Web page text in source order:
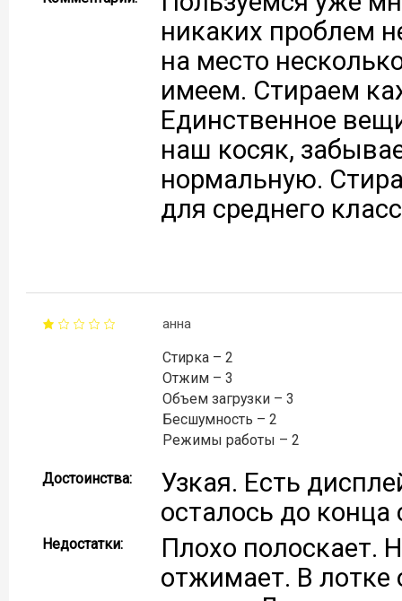
никаких проблем
на место
имеем. Стираем
Единственное
наш косяк,
нормальную.
для среднего
анна
Стирка – 2
Отжим – 3
Объем загрузки – 3
Бесшумность – 2
Режимы работы – 2
Достоинства:
Узкая. Есть
осталось до
Недостатки:
Плохо полоскает.
отжимает. В лотке